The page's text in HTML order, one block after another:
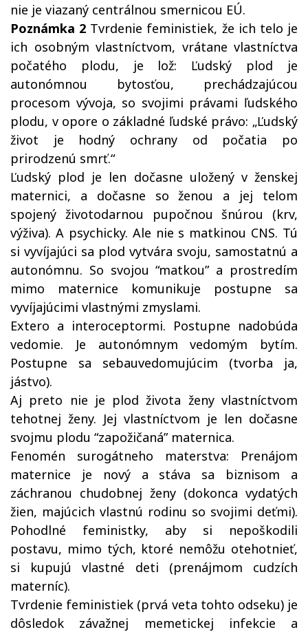
nie je viazaný centrálnou smernicou EÚ.
Poznámka 2 Tvrdenie feministiek, že ich telo je
ich osobným vlastníctvom, vrátane vlastníctva
počatého plodu, je lož: Ľudský plod je
autonómnou bytosťou, prechádzajúcou
procesom vývoja, so svojimi právami ľudského
plodu, v opore o základné ľudské právo: „Ľudský
život je hodný ochrany od počatia po
prirodzenú smrť.“
Ľudský plod je len dočasne uložený v ženskej
maternici, a dočasne so ženou a jej telom
spojený životodarnou pupočnou šnúrou (krv,
výživa). A psychicky. Ale nie s matkinou CNS. Tú
si vyvíjajúci sa plod vytvára svoju, samostatnú a
autonómnu. So svojou “matkou” a prostredím
mimo maternice komunikuje postupne sa
vyvíjajúcimi vlastnými zmyslami.
Extero a interoceptormi. Postupne nadobúda
vedomie. Je autonómnym vedomým bytím.
Postupne sa sebauvedomujúcim (tvorba ja,
jástvo).
Aj preto nie je plod života ženy vlastníctvom
tehotnej ženy. Jej vlastníctvom je len dočasne
svojmu plodu “zapožičaná” maternica.
Fenomén surogátneho materstva: Prenájom
maternice je nový a stáva sa biznisom a
záchranou chudobnej ženy (dokonca vydatých
žien, majúcich vlastnú rodinu so svojimi deťmi).
Pohodlné feministky, aby si nepoškodili
postavu, mimo tých, ktoré nemôžu otehotnieť,
si kupujú vlastné deti (prenájmom cudzích
materníc).
Tvrdenie feministiek (prvá veta tohto odseku) je
dôsledok závažnej memetickej infekcie a